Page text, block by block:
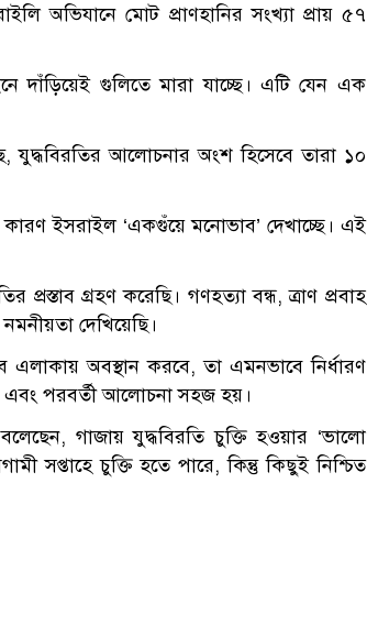
অভিযানে মোট প্রাণহানির সংখ্যা প্রায় ৫৭
দাঁড়িয়েই গুলিতে মারা যাচ্ছে। এটি যেন এক
যুদ্ধবিরতির আলোচনার অংশ হিসেবে তারা ১০
কারণ ইসরাইল ‘একগুঁয়ে মনোভাব’ দেখাচ্ছে। এই
গ্রহণ করেছি। গণহত্যা বন্ধ, ত্রাণ প্রবাহ
দেখিয়েছি।
এলাকায় অবস্থান করবে, তা এমনভাবে নির্ধারণ
এবং পরবর্তী আলোচনা সহজ হয়।
বলেছেন, গাজায় যুদ্ধবিরতি চুক্তি হওয়ার ‘ভালো
সপ্তাহে চুক্তি হতে পারে, কিন্তু কিছুই নিশ্চিত